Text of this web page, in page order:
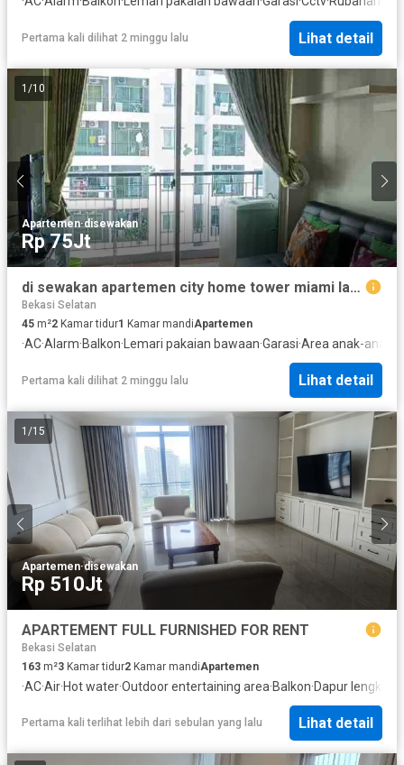
Pertama kali dilihat 2 minggu lalu Lihat detail
1 /10
Apartemen·disewakan
Rp 75Jt
di sewakan apartemen city home tower miami lantai 7
Bekasi Selatan
45 m²2 Kamar tidur1 Kamar mandiApartemen
·AC·Alarm·Balkon· Lemari pakaian bawaan·Garasi·Area anak-anak
Pertama kali dilihat 2 minggu lalu Lihat detail
1 /15
Apartemen·disewakan
Rp 510Jt
APARTEMENT FULL FURNISHED FOR RENT
Bekasi Selatan
163 m²3 Kamar tidur2 Kamar mandiApartemen
·AC·Air·Hot water·Outdoor entertaining area·Balkon·Dapur lengkap
Pertama kali terlihat lebih dari sebulan yang lalu Lihat detail